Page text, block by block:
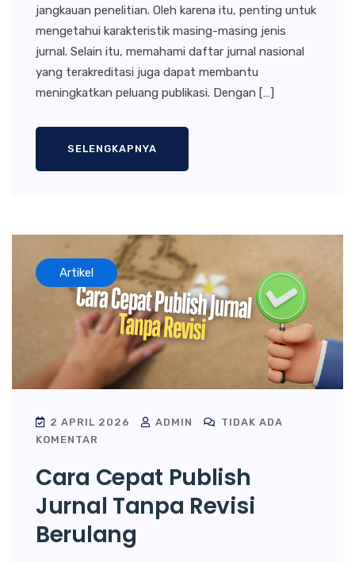
jangkauan penelitian. Oleh karena itu, penting untuk
mengetahui karakteristik masing-masing jenis
jurnal. Selain itu, memahami daftar jurnal nasional
yang terakreditasi juga dapat membantu
meningkatkan peluang publikasi. Dengan […]
SELENGKAPNYA
Artikel
2 APRIL 2026 ADMIN
TIDAK ADA
KOMENTAR
Cara Cepat Publish
Jurnal Tanpa Revisi
Berulang